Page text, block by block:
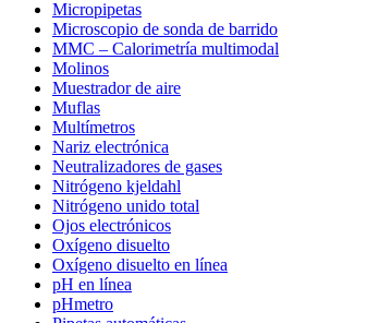
Micropipetas
Microscopio de sonda de barrido
MMC – Calorimetría multimodal
Molinos
Muestrador de aire
Muflas
Multímetros
Nariz electrónica
Neutralizadores de gases
Nitrógeno kjeldahl
Nitrógeno unido total
Ojos electrónicos
Oxígeno disuelto
Oxígeno disuelto en línea
pH en línea
pHmetro